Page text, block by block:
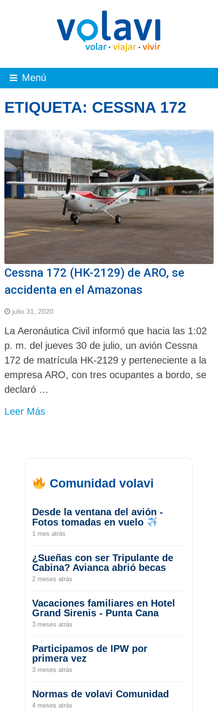
Menú
ETIQUETA: CESSNA 172
Cessna 172 (HK-2129) de ARO, se
accidenta en el Amazonas
julio 31, 2020
La Aeronáutica Civil informó que hacia las 1:02
p. m. del jueves 30 de julio, un avión Cessna
172 de matrícula HK-2129 y perteneciente a la
empresa ARO, con tres ocupantes a bordo, se
declaró …
Leer Más
Comunidad volavi
Desde la ventana del avión -
Fotos tomadas en vuelo
1 mes atrás
¿Sueñas con ser Tripulante de
Cabina? Avianca abrió becas
2 meses atrás
Vacaciones familiares en Hotel
Grand Sirenis - Punta Cana
3 meses atrás
Participamos de IPW por
primera vez
3 meses atrás
Normas de volavi Comunidad
4 meses atrás